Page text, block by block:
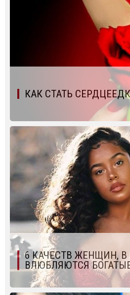
КАК СТАТЬ
6 КАЧЕСТВ ЖЕНЩИН, В
ВЛЮБЛЯЮТСЯ